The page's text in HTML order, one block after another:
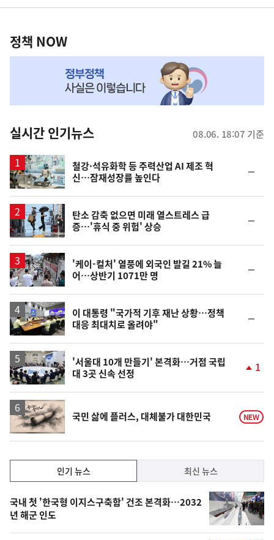
영
책
NOW,
뉴
스
정책 NOW
실시간 인기뉴스 08.06. 18:07 기준
철강·석유화학 등 주력산업 AI 제조 혁
신…잠재성장률 높인다
일
탄소 감축 없으면 미래 열스트레스 급
증…'휴식 중 위험' 상승
일
'케이-컬처' 열풍에 외국인 발길 21% 늘
어…상반기 1071만 명
일
이 대통령 "국가적 기후 재난 상황…정책
대응 최대치로 올려야"
일
'서울대 10개 만들기' 본격화…거점 국립
대 3곳 신속 선정
승
1
영
상
국민 삶에 플러스, 대체불가 대한민국 NEW
기,
최
신,
인기 뉴스 최신 뉴스
기
뉴
스
국내 첫 '한국형 이지스구축함' 건조 본격화…2032
년 해군 인도